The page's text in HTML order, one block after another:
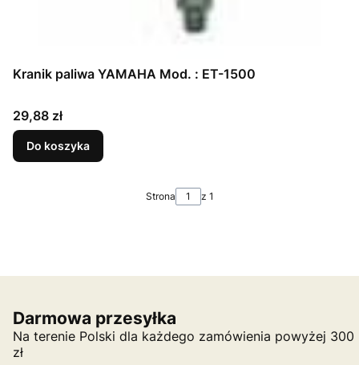
Kranik paliwa YAMAHA Mod. : ET-1500
Cena
29,88 zł
Do koszyka
Strona z 1
Darmowa przesyłka
Na terenie Polski dla każdego zamówienia powyżej 300
zł